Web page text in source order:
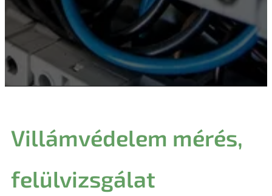
Villámvédelem mérés,
felülvizsgálat